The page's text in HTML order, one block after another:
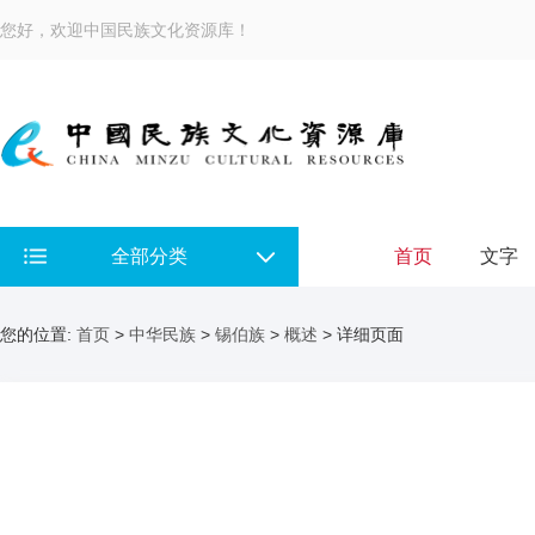
您好，欢迎中国民族文化资源库！
全部分类 首页 文字
您的位置: 首页 > 中华民族 > 锡伯族 > 概述 > 详细页面